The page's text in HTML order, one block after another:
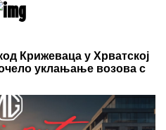
šta od majke? Sve što